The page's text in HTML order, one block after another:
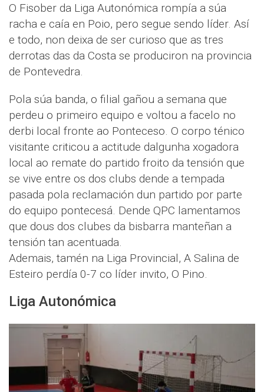
O Fisober da Liga Autonómica rompía a súa
racha e caía en Poio, pero segue sendo líder. Así
e todo, non deixa de ser curioso que as tres
derrotas das da Costa se produciron na provincia
de Pontevedra.
Pola súa banda, o filial gañou a semana que
perdeu o primeiro equipo e voltou a facelo no
derbi local fronte ao Ponteceso. O corpo ténico
visitante criticou a actitude dalgunha xogadora
local ao remate do partido froito da tensión que
se vive entre os dos clubs dende a tempada
pasada pola reclamación dun partido por parte
do equipo pontecesá. Dende QPC lamentamos
que dous dos clubes da bisbarra manteñan a
tensión tan acentuada.
Ademais, tamén na Liga Provincial, A Salina de
Esteiro perdía 0-7 co líder invito, O Pino.
Liga Autonómica